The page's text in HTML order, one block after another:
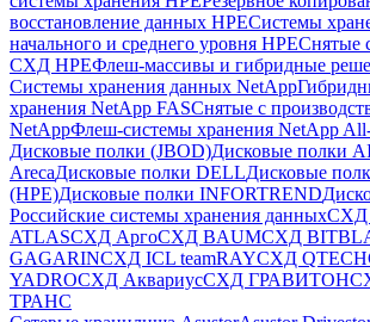
восстановление данных HPEСистемы
начального и среднего уровня HPEСнятые
СХД HPEФлеш-массивы и гибридные
Cистемы хранения данных NetApp
хранения NetApp FASСнятые с
NetAppФлеш-системы хранения NetApp
Дисковые полки (JBOD)Дисковые полки
ArecaДисковые полки DELLДисковые
(HPE)Дисковые полки INFORTREND
Российские системы хранения данныхСХД
ATLASСХД AргоСХД BAUMСХД
GAGARINСХД ICL teamRAYСХД QTECH
YADROСХД АквариусСХД ГРАВИТОН
ТРАНС